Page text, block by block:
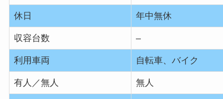
休日 年中無休
収容台数 –
利用車両 自転車、バイク
有人／無人 無人